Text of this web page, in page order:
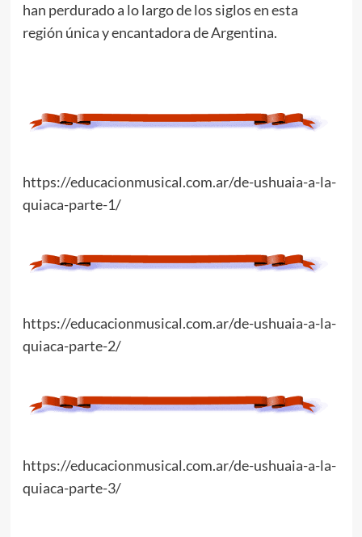
han perdurado a lo largo de los siglos en esta
región única y encantadora de Argentina.
https://educacionmusical.com.ar/de-ushuaia-a-la-
quiaca-parte-1/
https://educacionmusical.com.ar/de-ushuaia-a-la-
quiaca-parte-2/
https://educacionmusical.com.ar/de-ushuaia-a-la-
quiaca-parte-3/